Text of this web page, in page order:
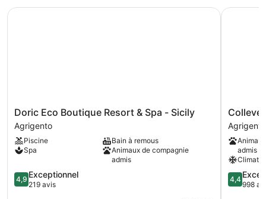
Chambre
Doric
Eco
Boutique
Resort
&
-
Sicily
Doric Eco Boutique Resort & Spa - Sicily
Agrigento
Piscine
Bain à remous
Spa
Animaux de compagnie
admis
4.9
sur
4,9 Exceptionnel
219 avis
Doric Eco Boutique Resort & Spa - Sicily
Park
Hotel
Agrigento
Agrigento
admis
4.4
sur
4,4
998